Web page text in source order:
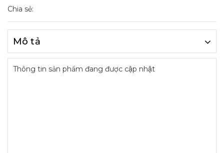
Chia sẻ:
Mô tả
Thông tin sản phẩm đang được cập nhật